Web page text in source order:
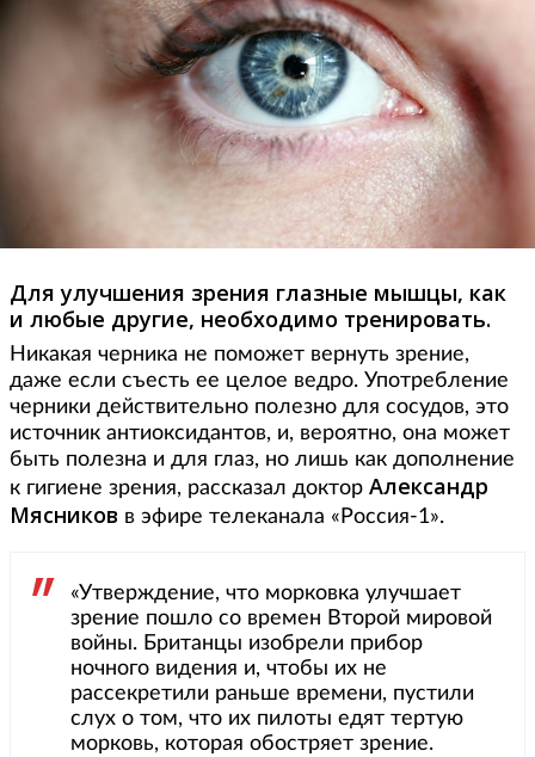
Для улучшения зрения глазные мышцы, как
и любые другие, необходимо тренировать.
Никакая черника не поможет вернуть зрение,
даже если съесть ее целое ведро. Употребление
черники действительно полезно для сосудов, это
источник антиоксидантов, и, вероятно, она может
быть полезна и для глаз, но лишь как дополнение
к гигиене зрения, рассказал доктор Александр
Мясников в эфире телеканала «Россия-1».
«Утверждение, что морковка улучшает
зрение пошло со времен Второй мировой
войны. Британцы изобрели прибор
ночного видения и, чтобы их не
рассекретили раньше времени, пустили
слух о том, что их пилоты едят тертую
морковь, которая обостряет зрение.